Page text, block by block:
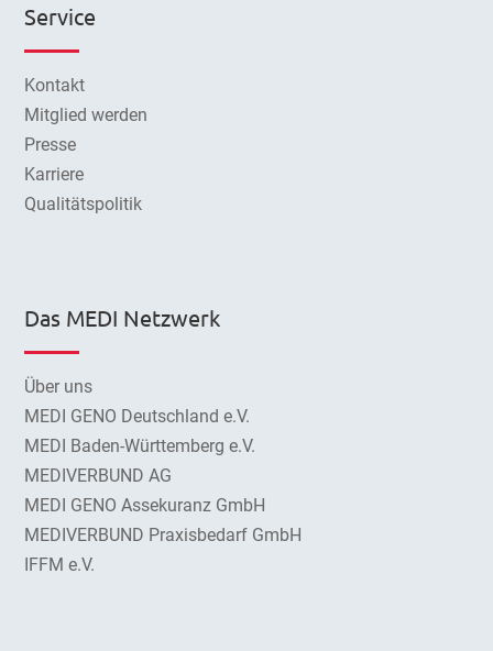
Service
Kontakt
Mitglied werden
Presse
Karriere
Qualitätspolitik
Das MEDI Netzwerk
Über uns
MEDI GENO Deutschland e.V.
MEDI Baden-Württemberg e.V.
MEDIVERBUND AG
MEDI GENO Assekuranz GmbH
MEDIVERBUND Praxisbedarf GmbH
IFFM e.V.